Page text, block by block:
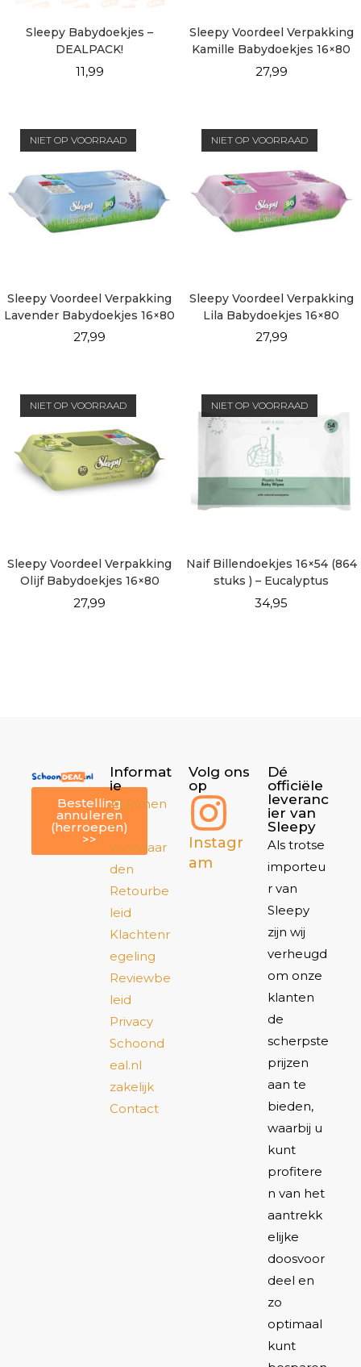
Sleepy Babydoekjes –
DEALPACK!
11,99
Sleepy Voordeel Verpakking
Kamille Babydoekjes 16×80
vellen
27,99
NIET OP VOORRAAD
Sleepy Voordeel Verpakking
Lavender Babydoekjes 16×80
vellen
27,99
NIET OP VOORRAAD
Sleepy Voordeel Verpakking
Lila Babydoekjes 16×80
vellen
27,99
NIET OP VOORRAAD
Sleepy Voordeel Verpakking
Olijf Babydoekjes 16×80
vellen
27,99
NIET OP VOORRAAD
Naif Billendoekjes 16×54 (864
stuks ) – Eucalyptus
34,95
Bestelling
annuleren
(herroepen)
>>
Informat
ie
Algemen
e
voorwaar
den
Retourbe
leid
Klachtenr
egeling
Reviewbe
leid
Privacy
Schoond
eal.nl
zakelijk
Contact
Volg ons
op
Instagr
am
Dé
officiële
leveranc
ier van
Sleepy
Als trotse
importeu
r van
Sleepy
zijn wij
verheugd
om onze
klanten
de
scherpste
prijzen
aan te
bieden,
waarbij u
kunt
profitere
n van het
aantrekk
elijke
doosvoor
deel en
zo
optimaal
kunt